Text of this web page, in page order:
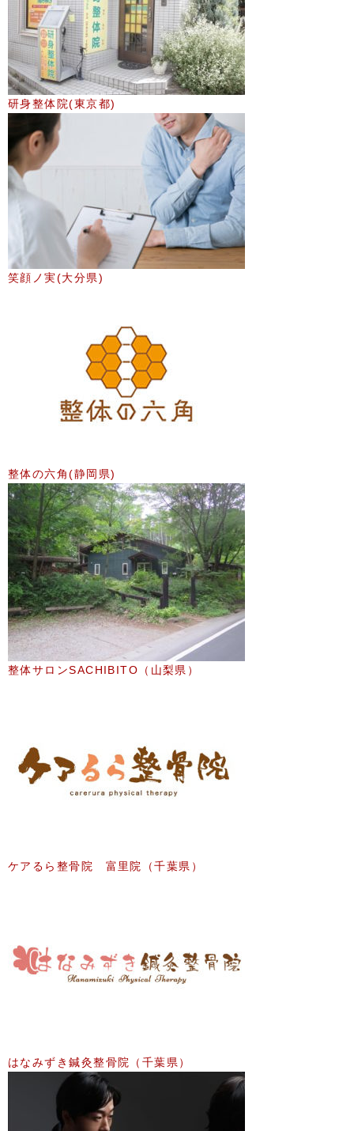
研身整体院(東京都)
笑顔ノ実(大分県)
整体の六角(静岡県)
整体サロンSACHIBITO（山梨県）
ケアるら整骨院 富里院（千葉県）
はなみずき鍼灸整骨院（千葉県）